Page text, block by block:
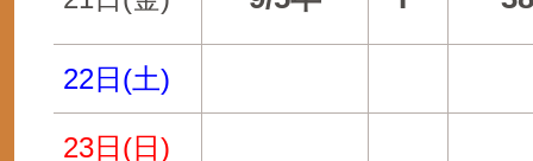
22日(土)
23日(日)